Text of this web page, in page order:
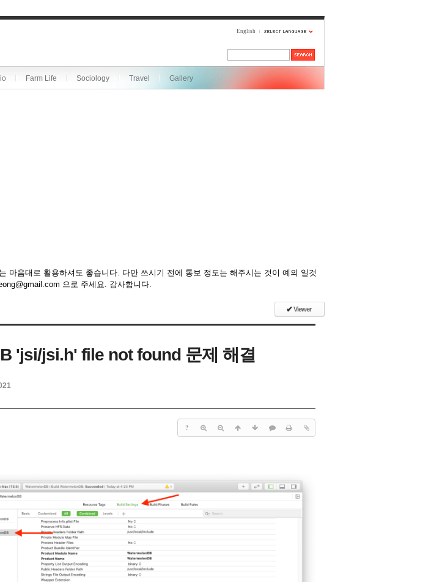
English
Farm Life Sociology Travel Gallery
마음대로 활용하셔도 좋습니다. 다만 쓰시기 전에 통보 정도는 해주시는 것이 예의 일것
으로 주세요. 감사합니다.
✔Viewer
'jsi/jsi.h' file not found 문제 해결
?